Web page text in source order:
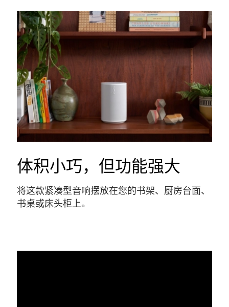
体积小巧，但功能强大
将这款紧凑型音响摆放在您的书架、厨房台面、
书桌或床头柜上。